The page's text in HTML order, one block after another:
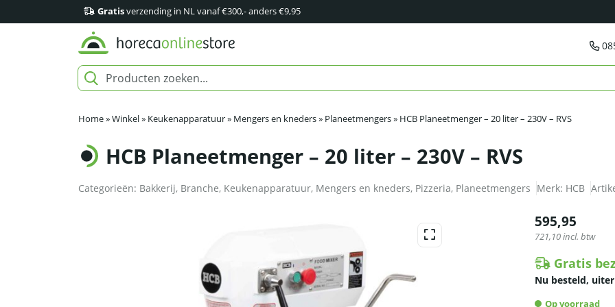
Gratisverzending in NL vanaf €300,- anders €9,95
Home»Winkel» Keukenapparatuur» Mengers en kneders» Planeetmengers» HCB Planeetmenger – 20 liter – 230V – RVS
HCB Planeetmenger – 20 liter – 230V – RVS
Categorieën: Bakkerij, Branche, Keukenapparatuur, Mengers en kneders, Pizzeria, Planeetmengers Merk: HCB
595,95
721,10incl. btw
Gratis
Nu besteld,
Op voorraad